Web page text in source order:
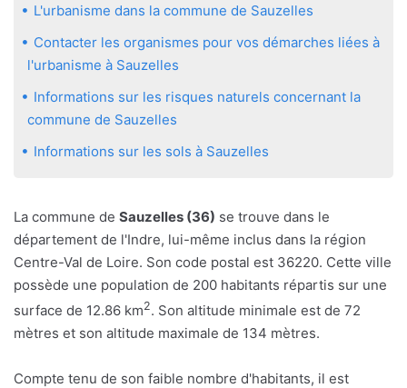
L'urbanisme dans la commune de Sauzelles
Contacter les organismes pour vos démarches liées à
l'urbanisme à Sauzelles
Informations sur les risques naturels concernant la
commune de Sauzelles
Informations sur les sols à Sauzelles
La commune de Sauzelles (36) se trouve dans le
département de l'Indre, lui-même inclus dans la région
Centre-Val de Loire. Son code postal est 36220. Cette ville
possède une population de 200 habitants répartis sur une
surface de 12.86 km2. Son altitude minimale est de 72
mètres et son altitude maximale de 134 mètres.
Compte tenu de son faible nombre d'habitants, il est